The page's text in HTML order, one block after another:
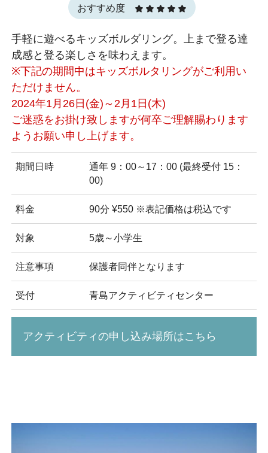
おすすめ度
手軽に遊べるキッズボルダリング。上まで登る達
成感と登る楽しさを味わえます。
※下記の期間中はキッズボルタリングがご利用い
ただけません。
2024年1月26日(金)～2月1日(木)
ご迷惑をお掛け致しますが何卒ご理解賜わります
ようお願い申し上げます。
期間日時
通年 9：00～17：00 (最終受付 15：
00)
料金 90分 ¥550 ※表記価格は税込です
対象 5歳～小学生
注意事項 保護者同伴となります
受付 青島アクティビティセンター
アクティビティの申し込み場所はこちら